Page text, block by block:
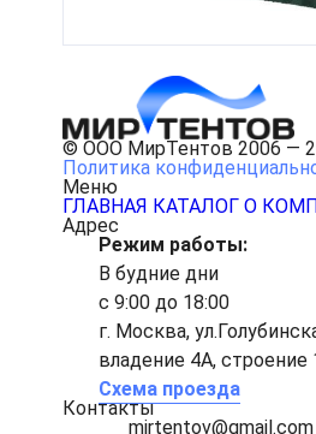
© ООО МирТентов 2006 —
Политика
Меню
ГЛАВНАЯ КАТАЛОГ О
Адрес
Режим работы:
В будние дни
с 9:00 до 18:00
г. Москва,
владение 4А, строение
Схема проезда
Контакты
mirtentov@gmail.com